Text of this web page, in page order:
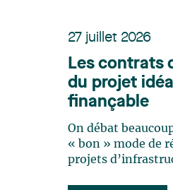
27 juillet 2026
Les contrats
du projet
finançable
On débat
« bon » mode de
projets